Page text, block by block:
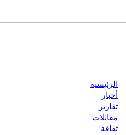
الرئيسية
أخبار
تقارير
مقابلات
ثقافة